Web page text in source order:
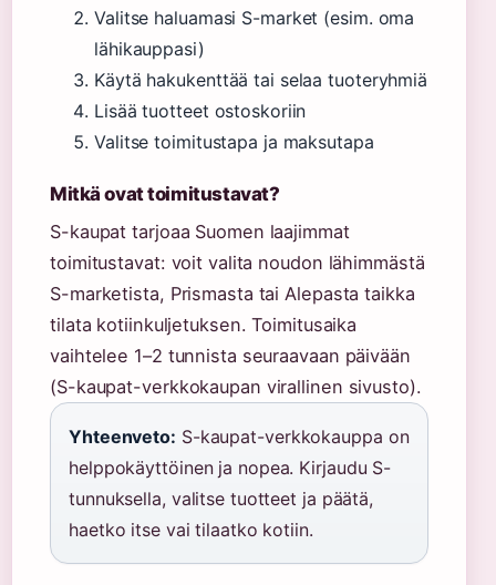
Valitse haluamasi S-market (esim. oma
lähikauppasi)
Käytä hakukenttää tai selaa tuoteryhmiä
Lisää tuotteet ostoskoriin
Valitse toimitustapa ja maksutapa
Mitkä ovat toimitustavat?
S-kaupat tarjoaa Suomen laajimmat
toimitustavat: voit valita noudon lähimmästä
S-marketista, Prismasta tai Alepasta taikka
tilata kotiinkuljetuksen. Toimitusaika
vaihtelee 1–2 tunnista seuraavaan päivään
(S-kaupat-verkkokaupan virallinen sivusto).
Yhteenveto: S-kaupat-verkkokauppa on
helppokäyttöinen ja nopea. Kirjaudu S-
tunnuksella, valitse tuotteet ja päätä,
haetko itse vai tilaatko kotiin.